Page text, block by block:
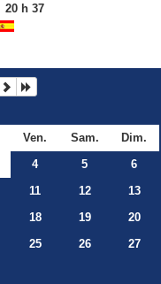
20h 37
Ven. Sam.
Dim.
4 5
6
11 12
13
18 19
20
25 26
27